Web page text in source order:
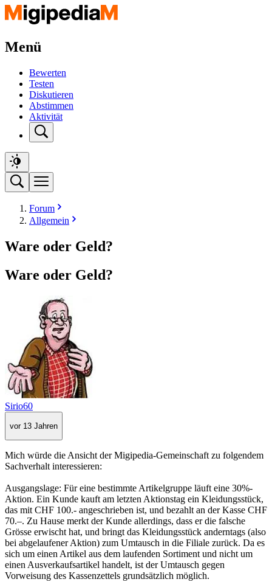
Menü
Bewerten
Testen
Diskutieren
Abstimmen
Aktivität
Forum
Allgemein
Ware oder Geld?
Ware oder Geld?
Sirio60
vor 13 Jahren
Mich würde die Ansicht der Migipedia-Gemeinschaft zu folgendem
Sachverhalt interessieren:
Ausgangslage: Für eine bestimmte Artikelgruppe läuft eine 30%-
Aktion. Ein Kunde kauft am letzten Aktionstag ein Kleidungsstück,
das mit CHF 100.- angeschrieben ist, und bezahlt an der Kasse CHF
70.–. Zu Hause merkt der Kunde allerdings, dass er die falsche
Grösse erwischt hat, und bringt das Kleidungsstück anderntags (also
bei abgelaufener Aktion) zum Umtausch in die Filiale zurück. Da es
sich um einen Artikel aus dem laufenden Sortiment und nicht um
einen Ausverkaufsartikel handelt, ist der Umtausch gegen
Vorweisung des Kassenzettels grundsätzlich möglich.